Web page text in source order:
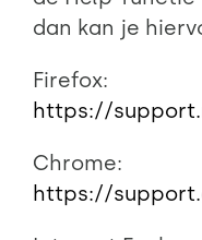
dan kan je
Firefox:
https://
Chrome:
https://